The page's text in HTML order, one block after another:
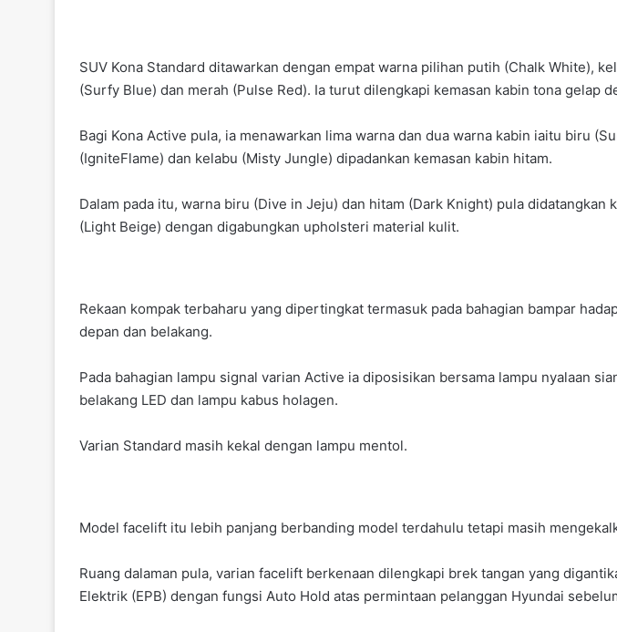
SUV Kona Standard ditawarkan dengan empat warna pilihan putih (Chalk White),
(Surfy Blue) dan merah (Pulse Red). Ia turut dilengkapi kemasan kabin tona gelap
Bagi Kona Active pula, ia menawarkan lima warna dan dua warna kabin iaitu biru
(IgniteFlame) dan kelabu (Misty Jungle) dipadankan kemasan kabin hitam.
Dalam pada itu, warna biru (Dive in Jeju) dan hitam (Dark Knight) pula didatangkan
(Light Beige) dengan digabungkan upholsteri material kulit.
Rekaan kompak terbaharu yang dipertingkat termasuk pada bahagian bampar
depan dan belakang.
Pada bahagian lampu signal varian Active ia diposisikan bersama lampu nyalaan
belakang LED dan lampu kabus holagen.
Varian Standard masih kekal dengan lampu mentol.
Model facelift itu lebih panjang berbanding model terdahulu tetapi masih
Ruang dalaman pula, varian facelift berkenaan dilengkapi brek tangan yang
Elektrik (EPB) dengan fungsi Auto Hold atas permintaan pelanggan Hyundai